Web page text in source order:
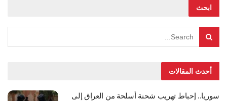
ابحث
أحدث المقالات
سوريا.. إحباط تهريب شحنة أسلحة من العراق إلى